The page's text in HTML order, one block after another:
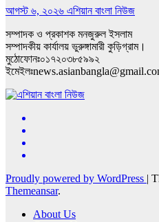
আগস্ট ৬, ২০২৬ এশিয়ান বাংলা নিউজ
সম্পাদক ও প্রকাশক মনজুরুল ইসলাম
সম্পাদকীয় কার্যালয় ভুরুঙ্গামারী কুড়িগ্রাম।
মুঠোফোনঃ০১৭২০৩৮৫৯৯২
Proudly powered by WordPress |
Themeansar.
About Us